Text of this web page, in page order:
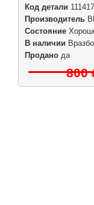
Код детали
Производитель
Состояние
В наличии
Продано да
800